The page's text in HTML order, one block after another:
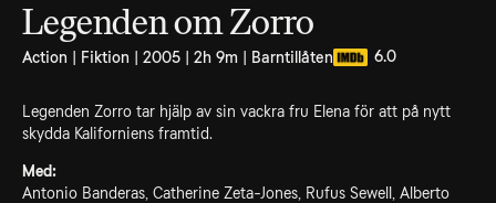
Legenden om Zorro
Action | Fiktion | 2005 | 2h 9m | Barntillåten 6.0
Legenden Zorro tar hjälp av sin vackra fru Elena för att på nytt
skydda Kaliforniens framtid.
Med:
Antonio Banderas, Catherine Zeta-Jones, Rufus Sewell, Alberto